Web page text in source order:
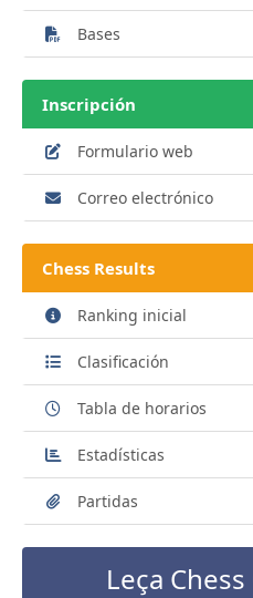
Bases
Inscripción
Formulario web
Correo electrónico
Chess Results
Ranking inicial
Clasificación
Tabla de horarios
Estadísticas
Partidas
Leça